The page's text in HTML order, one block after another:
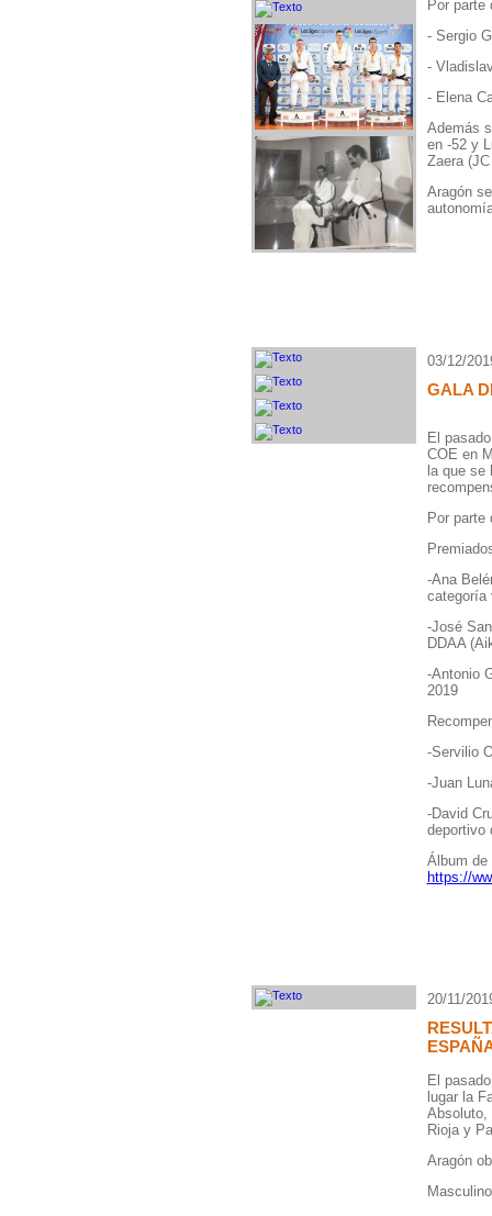
Por parte
- Sergio
-
- Elena
Además
en -52 y
Zaera
Aragón
03/12/
GALA
El
COE en
la que
Por parte
-Ana
categoría
-José
DDAA
-Antonio
2019
-Servilio
-Juan
-David
deportivo
Álbum de
https://
20/11/
El
lugar la
Absoluto,
Rioja y
Aragón
Masculino